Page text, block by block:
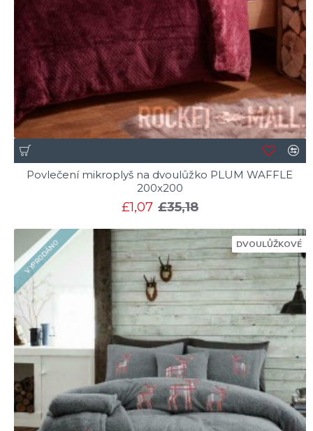
Povlečení mikroplyš na dvoulůžko PLUM WAFFLE
200x200
£1,07 £35,18
DVOULŮŽKOVÉ
VYPRODÁNO